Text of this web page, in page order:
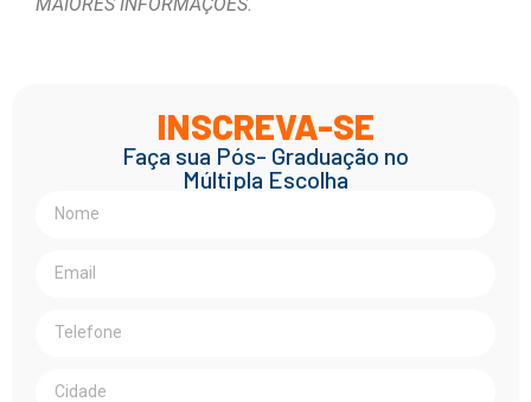
INSCREVA-SE
Faça sua Pós- Graduação no
Múltipla Escolha